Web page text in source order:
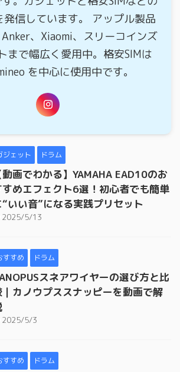
発信しています。 アップル製品
、Xiaomi、スリーコインズ
まで幅広く愛用中。格安SIMは
を中心に使用中です。
ジェット ドラム
動画でわかる】YAMAHA EAD10のお
すめエフェクト6選！初心者でも簡単
“いい音”になる実践プリセット
2025/5/13
すすめ ドラム
スネアワイヤーの選び方と比
カノウプススナッピーを動画で解
2025/5/3
すすめ ドラム